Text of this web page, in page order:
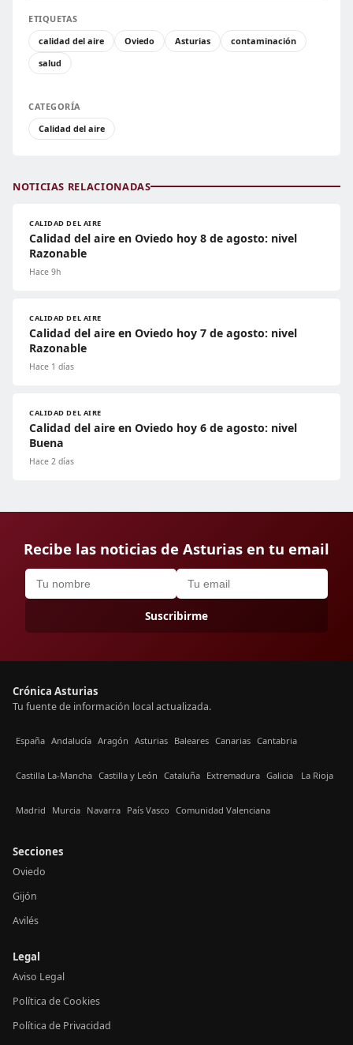
ETIQUETAS
calidad del aire
Oviedo Asturias
contaminación
salud
CATEGORÍA
Calidad del aire
NOTICIAS RELACIONADAS
CALIDAD DEL AIRE
Calidad del aire en Oviedo hoy 8 de agosto: nivel
Razonable
Hace 9h
CALIDAD DEL AIRE
Calidad del aire en Oviedo hoy 7 de agosto: nivel
Razonable
Hace 1 días
CALIDAD DEL AIRE
Calidad del aire en Oviedo hoy 6 de agosto: nivel
Buena
Hace 2 días
Recibe las noticias de Asturias en tu email
Suscribirme
Crónica Asturias
Tu fuente de información local actualizada.
España Andalucía Aragón Asturias Baleares Canarias Cantabria
Castilla La-Mancha Castilla y León Cataluña Extremadura Galicia La Rioja
Madrid Murcia Navarra País Vasco Comunidad Valenciana
Secciones
Oviedo
Gijón
Avilés
Legal
Aviso Legal
Política de Cookies
Política de Privacidad